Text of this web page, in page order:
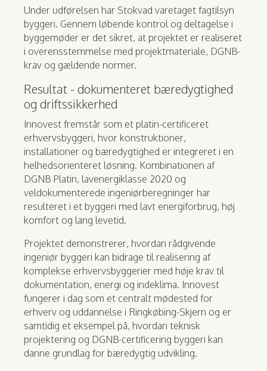
Under udførelsen har Stokvad varetaget fagtilsyn
byggeri. Gennem løbende kontrol og deltagelse i
byggemøder er det sikret, at projektet er realiseret
i overensstemmelse med projektmateriale, DGNB-
krav og gældende normer.
Resultat - dokumenteret bæredygtighed
og driftssikkerhed
Innovest fremstår som et platin-certificeret
erhvervsbyggeri, hvor konstruktioner,
installationer og bæredygtighed er integreret i en
helhedsorienteret løsning. Kombinationen af
DGNB Platin, lavenergiklasse 2020 og
veldokumenterede ingeniørberegninger har
resulteret i et byggeri med lavt energiforbrug, høj
komfort og lang levetid.
Projektet demonstrerer, hvordan rådgivende
ingeniør byggeri kan bidrage til realisering af
komplekse erhvervsbyggerier med høje krav til
dokumentation, energi og indeklima. Innovest
fungerer i dag som et centralt mødested for
erhverv og uddannelse i Ringkøbing-Skjern og er
samtidig et eksempel på, hvordan teknisk
projektering og DGNB-certificering byggeri kan
danne grundlag for bæredygtig udvikling.